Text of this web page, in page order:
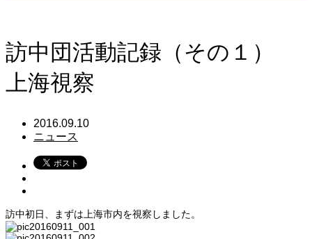
訪中団活動記録（その１）
上海視察
2016.09.10
ニュース
訪中初日、まずは上海市内を視察しました。